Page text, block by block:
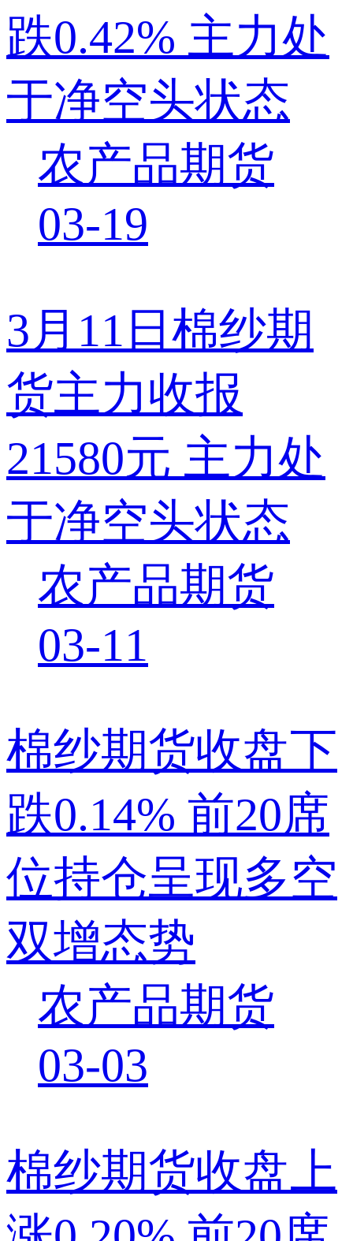
跌0.42% 主力处
于净空头状态
农产品期货
03-19
3月11日棉纱期
货主力收报
21580元 主力处
于净空头状态
农产品期货
03-11
棉纱期货收盘下
跌0.14% 前20席
位持仓呈现多空
双增态势
农产品期货
03-03
棉纱期货收盘上